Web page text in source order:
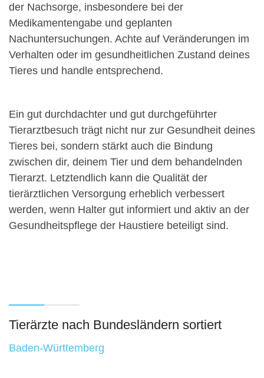
der Nachsorge, insbesondere bei der
Medikamentengabe und geplanten
Nachuntersuchungen. Achte auf Veränderungen im
Verhalten oder im gesundheitlichen Zustand deines
Tieres und handle entsprechend.
Ein gut durchdachter und gut durchgeführter
Tierarztbesuch trägt nicht nur zur Gesundheit deines
Tieres bei, sondern stärkt auch die Bindung
zwischen dir, deinem Tier und dem behandelnden
Tierarzt. Letztendlich kann die Qualität der
tierärztlichen Versorgung erheblich verbessert
werden, wenn Halter gut informiert und aktiv an der
Gesundheitspflege der Haustiere beteiligt sind.
Tierärzte nach Bundesländern sortiert
Baden-Württemberg